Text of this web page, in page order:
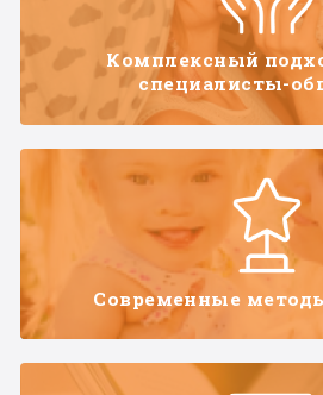
Комплексный
специалисты-
Современные